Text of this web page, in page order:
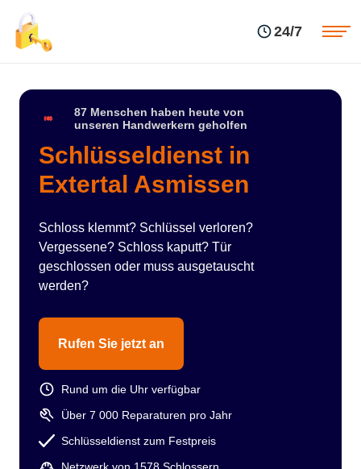
24/7
87 Menschen haben heute von
unseren Handwerkern geholfen
Schlüsseldienst in
Extertal Asmissen
Schloss klemmt? Schlüssel verloren?
Vergessene? Schloss kaputt? Tür
geschlossen oder muss ausgetauscht
werden?
Rufen Sie jetzt an
Rund um die Uhr verfügbar
Über 7 000 Reparaturen pro Jahr
Schlüsseldienst zum Festpreis